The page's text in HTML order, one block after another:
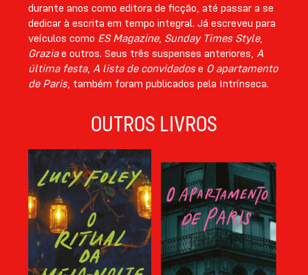
durante anos como editora de ficção, até passar a se
dedicar à escrita em tempo integral. Já escreveu para
veículos como ES Magazine, Sunday Times Style,
Graziae outros. Seus três suspenses anteriores, A
última festa, A lista de convidadose O apartamento
de Paris, também foram publicados pela Intrínseca.
OUTROS LIVROS